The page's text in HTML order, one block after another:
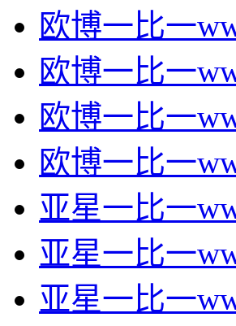
欧博一比一
欧博一比一
欧博一比一
欧博一比一
亚星一比一
亚星一比一
亚星一比一